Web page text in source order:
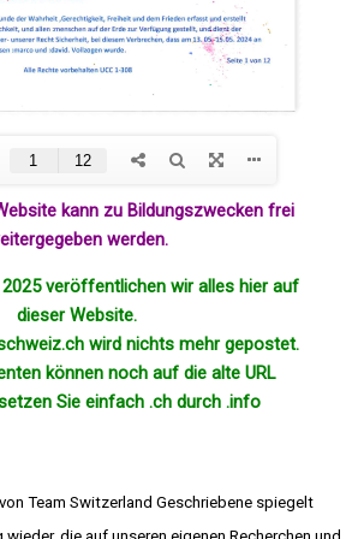
kann zu Bildungszwecken frei
werden.
veröffentlichen wir alles hier auf
dieser Website.
wird nichts mehrgepostet.
können noch auf die alte URL
Sie einfach .ch durch .info
Team Switzerland Geschriebene spiegelt